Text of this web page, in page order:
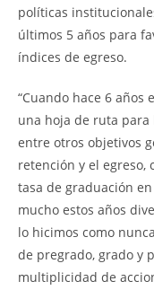
políticas
últimos 5 años para
índices de egreso.
“Cuando hace 6 años
una hoja de ruta
entre otros objetivos
retención y el egreso,
tasa de graduación
mucho estos años
lo hicimos como
de pregrado, grado y
multiplicidad de